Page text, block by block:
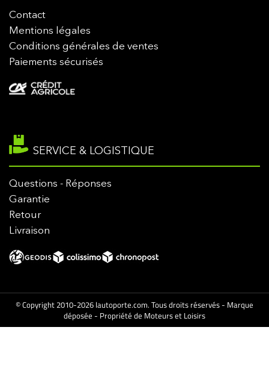
Contact
Mentions légales
Conditions générales de ventes
Paiements sécurisés
SERVICE & LOGISTIQUE
Questions - Réponses
Garantie
Retour
Livraison
© Copyright 2010-2026 lautoporte.com. Tous droits réservés - Marque
déposée - Propriété de Moteurs et Loisirs